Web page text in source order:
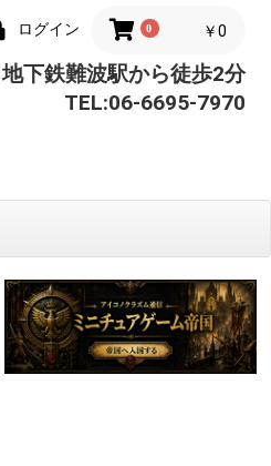
ログイン 0 ￥0
地下鉄難波駅から徒歩2分
TEL:06-6695-7970